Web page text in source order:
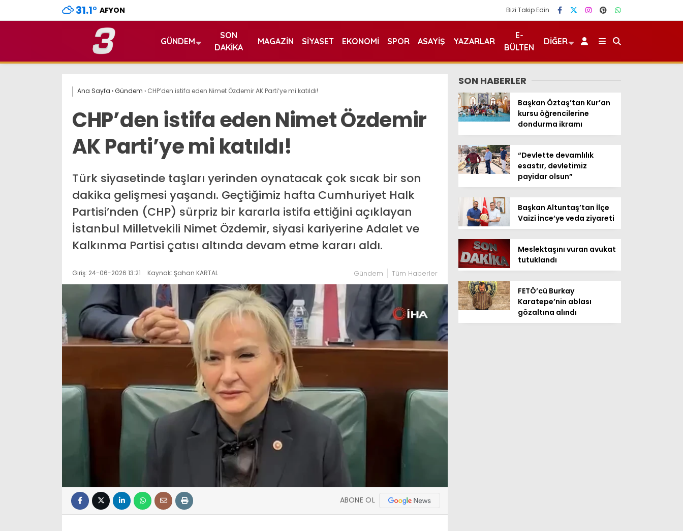
31.1° AFYON Bizi Takip Edin
GÜNDEM
SON
DAKIKA
MAGAZIN SIYASET EKONOMI SPOR ASAYIŞ YAZARLAR
E-
BÜLTEN
DIĞER
Ana Sayfa ›Gündem › CHP’den istifa eden Nimet Özdemir AK Parti’ye mi katıldı!
CHP’den istifa eden Nimet Özdemir
AK Parti’ye mi katıldı!
Türk siyasetinde taşları yerinden oynatacak çok sıcak bir son
dakika gelişmesi yaşandı. Geçtiğimiz hafta Cumhuriyet Halk
Partisi’nden (CHP) sürpriz bir kararla istifa ettiğini açıklayan
İstanbul Milletvekili Nimet Özdemir, siyasi kariyerine Adalet ve
Kalkınma Partisi çatısı altında devam etme kararı aldı.
Giriş: 24-06-2026 13:21 Kaynak: Şahan KARTAL Gündem Tüm Haberler
ABONE OL
SON HABERLER
Başkan Öztaş’tan Kur’an
kursu öğrencilerine
dondurma ikramı
“Devlette devamlılık
esastır, devletimiz
payidar olsun”
Başkan Altuntaş’tan İlçe
Vaizi İnce’ye veda ziyareti
Meslektaşını vuran avukat
tutuklandı
FETÖ’cü Burkay
Karatepe’nin ablası
gözaltına alındı